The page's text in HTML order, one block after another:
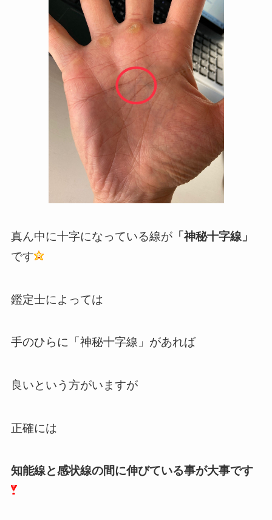
真ん中に十字になっている線が「神秘十字線」
です
鑑定士によっては
手のひらに「神秘十字線」があれば
良いという方がいますが
正確には
知能線と感状線の間に伸びている事が大事です